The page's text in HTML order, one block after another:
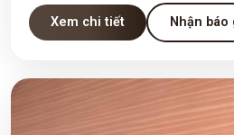
Xem chi tiết Nhận báo